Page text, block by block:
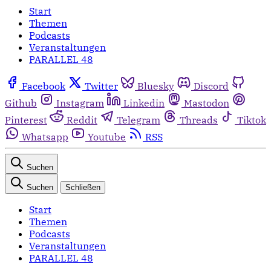
Start
Themen
Podcasts
Veranstaltungen
PARALLEL 48
Facebook Twitter Bluesky
Discord
Github
Instagram Linkedin
Mastodon
Pinterest
Reddit Telegram Threads
Tiktok
Whatsapp
Youtube RSS
Suchen
Suchen Schließen
Start
Themen
Podcasts
Veranstaltungen
PARALLEL 48